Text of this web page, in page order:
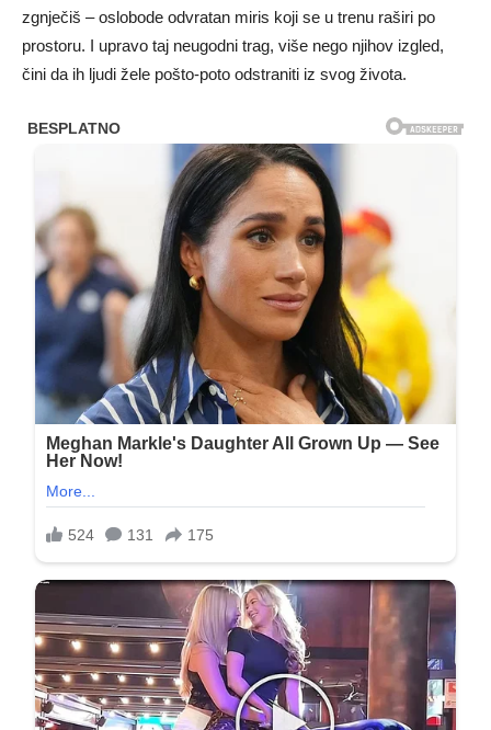
zgnječiš – oslobode odvratan miris koji se u trenu raširi po
prostoru. I upravo taj neugodni trag, više nego njihov izgled,
čini da ih ljudi žele pošto-poto odstraniti iz svog života.